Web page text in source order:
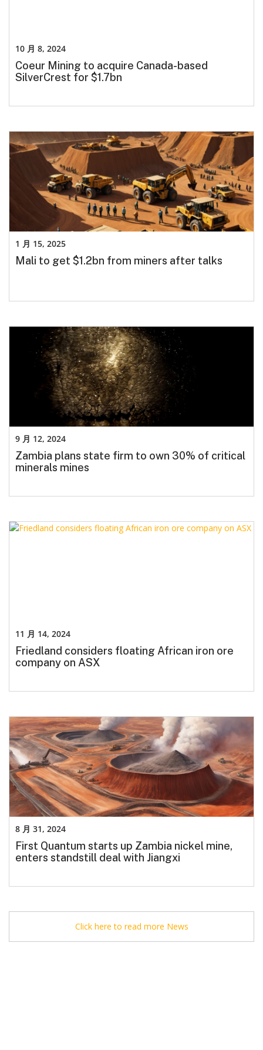
Coeur Mining to acquire Canada-based
SilverCrest for $1.7bn
10 月 8, 2024
Mali to get $1.2bn from miners after talks
1 月 15, 2025
Zambia plans state firm to own 30% of critical
minerals mines
9 月 12, 2024
Friedland considers floating African iron ore
company on ASX
11 月 14, 2024
First Quantum starts up Zambia nickel mine,
enters standstill deal with Jiangxi
8 月 31, 2024
Click here to read more News